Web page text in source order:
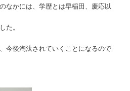
なかには、学歴とは早稲田、慶応以
た。
今後淘汰されていくことになるので